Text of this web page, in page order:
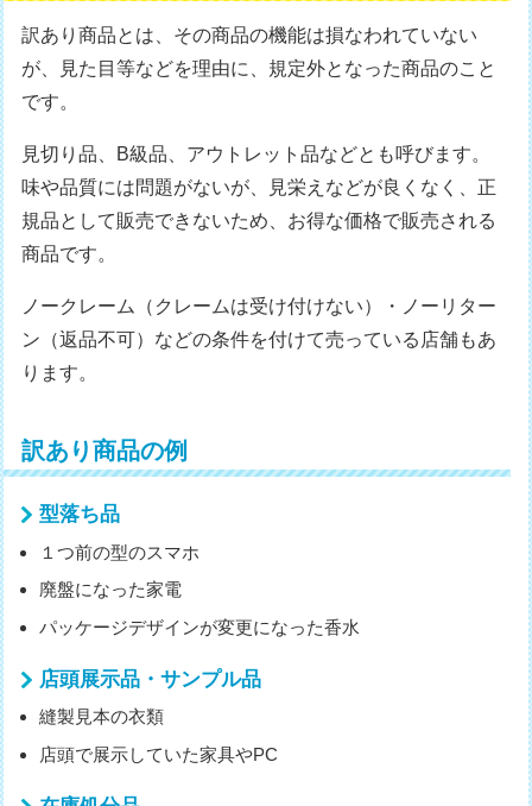
訳あり商品とは、その商品の機能は損なわれていない
が、見た目等などを理由に、規定外となった商品のこと
です。
見切り品、B級品、アウトレット品などとも呼びます。
味や品質には問題がないが、見栄えなどが良くなく、正
規品として販売できないため、お得な価格で販売される
商品です。
ノークレーム（クレームは受け付けない）・ノーリター
ン（返品不可）などの条件を付けて売っている店舗もあ
ります。
訳あり商品の例
型落ち品
１つ前の型のスマホ
廃盤になった家電
パッケージデザインが変更になった香水
店頭展示品・サンプル品
縫製見本の衣類
店頭で展示していた家具やPC